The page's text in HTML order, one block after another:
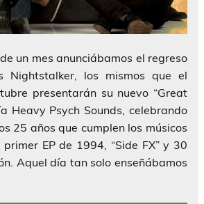
un mes anunciábamos el regreso
Nightstalker, los mismos que el
presentarán su nuevo “Great
Heavy Psych Sounds, celebrando
25 años que cumplen los músicos
EP de 1994, “Side FX” y 30
Aquel día tan solo enseñábamos